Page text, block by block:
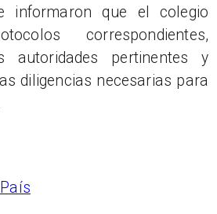
informaron que el colegio
correspondientes,
autoridades pertinentes y
diligencias necesarias para